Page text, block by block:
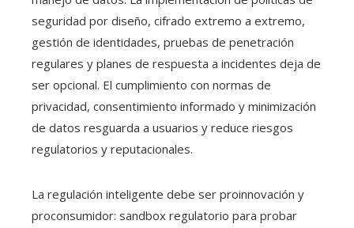
seguridad por diseño, cifrado extremo a extremo,
gestión de identidades, pruebas de penetración
regulares y planes de respuesta a incidentes deja de
ser opcional. El cumplimiento con normas de
privacidad, consentimiento informado y minimización
de datos resguarda a usuarios y reduce riesgos
regulatorios y reputacionales.
La regulación inteligente debe ser proinnovación y
proconsumidor: sandbox regulatorio para probar